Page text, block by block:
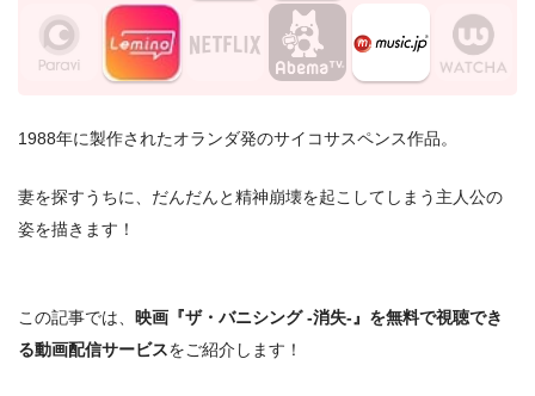
1988年に製作されたオランダ発のサイコサスペンス作品。
妻を探すうちに、だんだんと精神崩壊を起こしてしまう主人公の
姿を描きます！
この記事では、 映画『ザ・バニシング -消失-』を無料で視聴でき
る動画配信サービスをご紹介します！